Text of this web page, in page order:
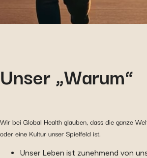
Unser „Warum“
Wir bei Global Health glauben, dass die ganze
oder eine Kultur unser Spielfeld ist.
Unser Leben ist zunehmend von